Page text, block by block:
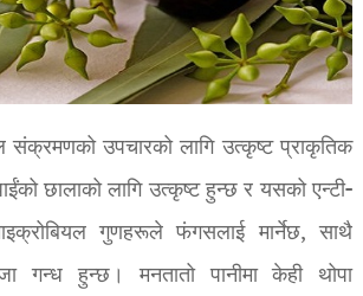
उपचारको लागि उत्कृष्ट प्राकृतिक
छालाको लागि उत्कृष्ट हुन्छ र यसको एन्टी-
गुणहरूले फंगसलाई मार्नेछ, साथै
गन्ध हुन्छ। मनतातो पानीमा केही थोपा